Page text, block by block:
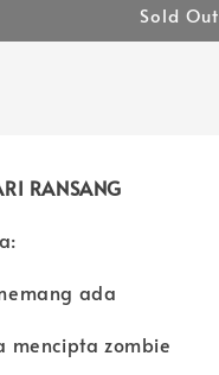
Sold Out
RANSANG
ada
mencipta zombie